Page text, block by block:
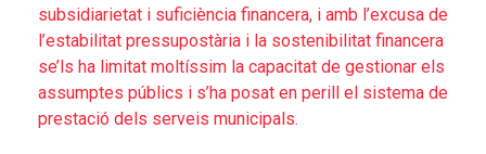
subsidiarietat i suficiència financera, i amb l’excusa de
l’estabilitat pressupostària i la sostenibilitat financera
se’ls ha limitat moltíssim la capacitat de gestionar els
assumptes públics i s’ha posat en perill el sistema de
prestació dels serveis municipals.